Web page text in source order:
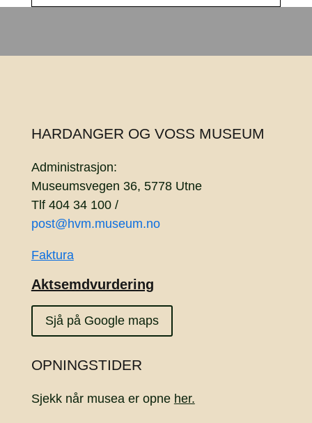
HARDANGER OG VOSS MUSEUM
Administrasjon:
Museumsvegen 36, 5778 Utne
Tlf 404 34 100 /
post@hvm.museum.no
Faktura
Aktsemdvurdering
Sjå på Google maps
OPNINGSTIDER
Sjekk når musea er opne her.